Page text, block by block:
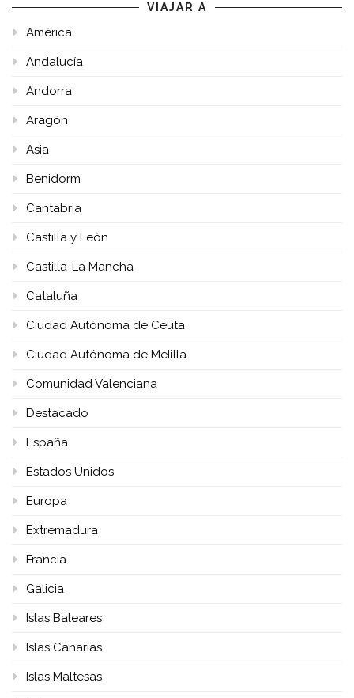
VIAJAR A
América
Andalucía
Andorra
Aragón
Asia
Benidorm
Cantabria
Castilla y León
Castilla-La Mancha
Cataluña
Ciudad Autónoma de Ceuta
Ciudad Autónoma de Melilla
Comunidad Valenciana
Destacado
España
Estados Unidos
Europa
Extremadura
Francia
Galicia
Islas Baleares
Islas Canarias
Islas Maltesas